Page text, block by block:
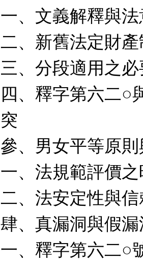
一、文義解釋與
二、新舊法定財
三、分段適用之必
四、釋字第六二○
突
參、男女平等原
一、法規範評價
二、法安定性與
肆、真漏洞與假漏
一、釋字第六二○